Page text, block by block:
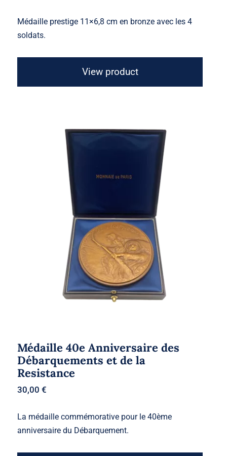
Médaille prestige 11×6,8 cm en bronze avec les 4
soldats.
View product
Médaille 40e Anniversaire des
Débarquements et de la Resistance
Médaille 40e Anniversaire des
Débarquements et de la
Resistance
30,00€
La médaille commémorative pour le 40ème
anniversaire du Débarquement.